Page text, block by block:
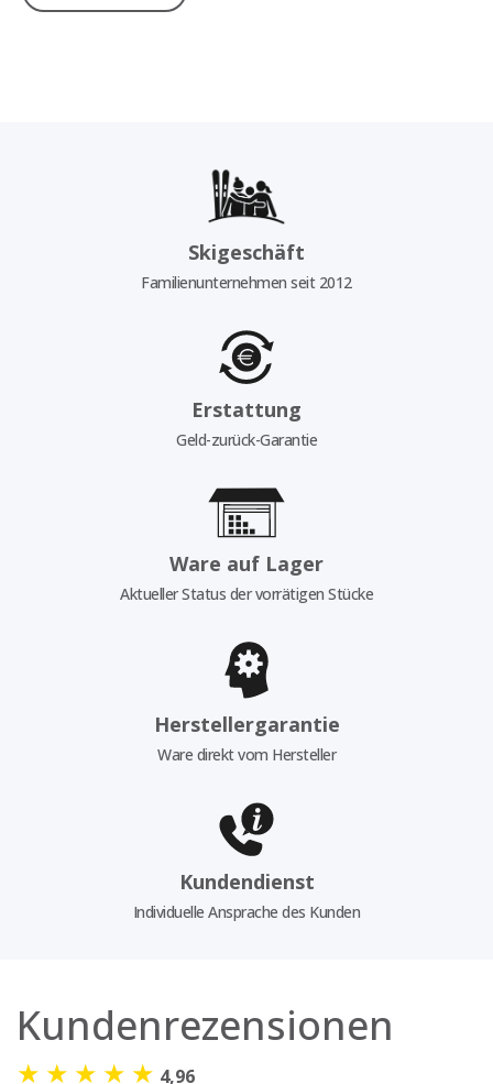
Skigeschäft
Familienunternehmen seit 2012
Erstattung
Geld-zurück-Garantie
Ware auf Lager
Aktueller Status der vorrätigen Stücke
Herstellergarantie
Ware direkt vom Hersteller
Kundendienst
Individuelle Ansprache des Kunden
Kundenrezensionen
★ ★ ★ ★ ★ 4,96